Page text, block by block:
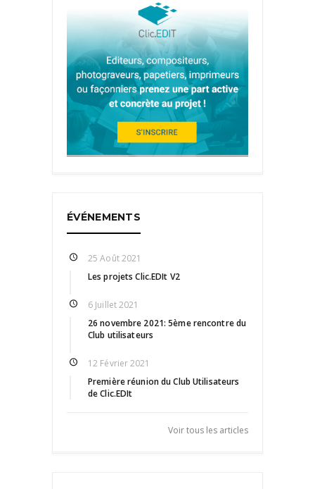
ÉVÉNEMENTS
25 Août 2021
Les projets Clic.EDIt V2
6 Juillet 2021
26 novembre 2021: 5ème rencontre du
Club utilisateurs
12 Février 2021
Première réunion du Club Utilisateurs
de Clic.EDIt
Voir tous les articles